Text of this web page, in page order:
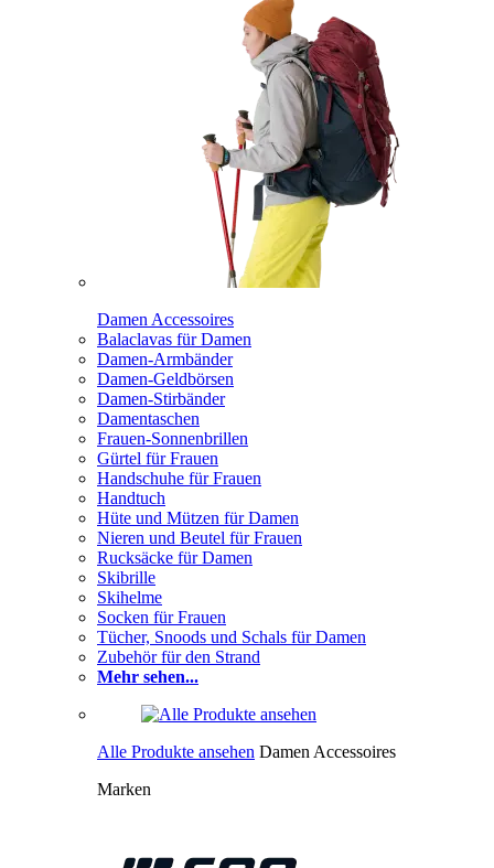
Damen Accessoires
Balaclavas für Damen
Damen-Armbänder
Damen-Geldbörsen
Damen-Stirbänder
Damentaschen
Frauen-Sonnenbrillen
Gürtel für Frauen
Handschuhe für Frauen
Handtuch
Hüte und Mützen für Damen
Nieren und Beutel für Frauen
Rucksäcke für Damen
Skibrille
Skihelme
Socken für Frauen
Tücher, Snoods und Schals für Damen
Zubehör für den Strand
Mehr sehen...
Alle Produkte ansehen Damen Accessoires
Marken